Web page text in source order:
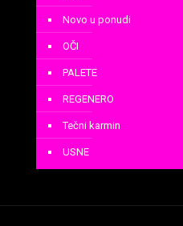
Novo u ponudi
OČI
PALETE
REGENERO
Tečni karmin
USNE